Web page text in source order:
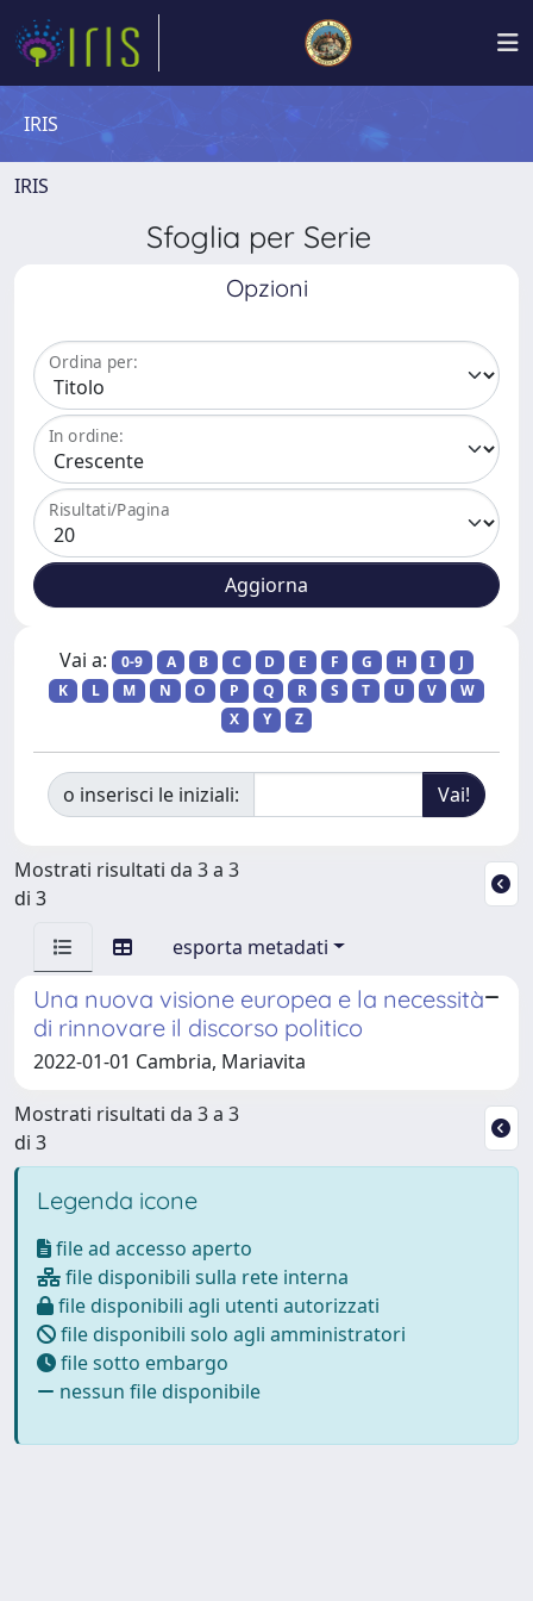
IRIS
IRIS
Sfoglia per Serie
Opzioni
Ordina per:
In ordine:
Risultati/Pagina
Vai a: 0-9 A B C D E F G H I
J
K
L M N O P Q R S T U V
W
X
Y Z
o inserisci le iniziali:
Mostrati risultati da 3 a 3
di 3
esporta metadati
Una nuova visione europea e la necessità
di rinnovare il discorso politico
2022-01-01 Cambria, Mariavita
Mostrati risultati da 3 a 3
di 3
Legenda icone
file ad accesso aperto
file disponibili sulla rete interna
file disponibili agli utenti autorizzati
file disponibili solo agli amministratori
file sotto embargo
nessun file disponibile